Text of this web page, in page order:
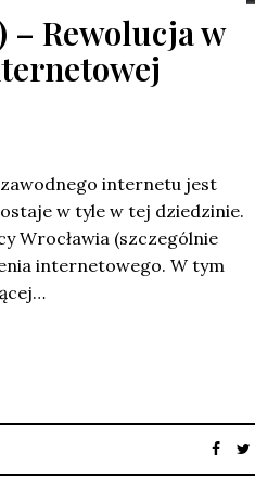
– Rewolucja w
internetu jest
w tyle w tej dziedzinie.
Wrocławia (szczególnie
internetowego. W tym